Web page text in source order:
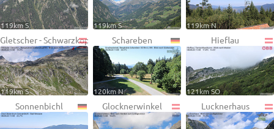
119km S 119km S 119km N
Gletscher - Schwarzkopf
119km S
Schareben
120km N
Hieflau
121km SO
Sonnenbichl Glocknerwinkel Lucknerhaus